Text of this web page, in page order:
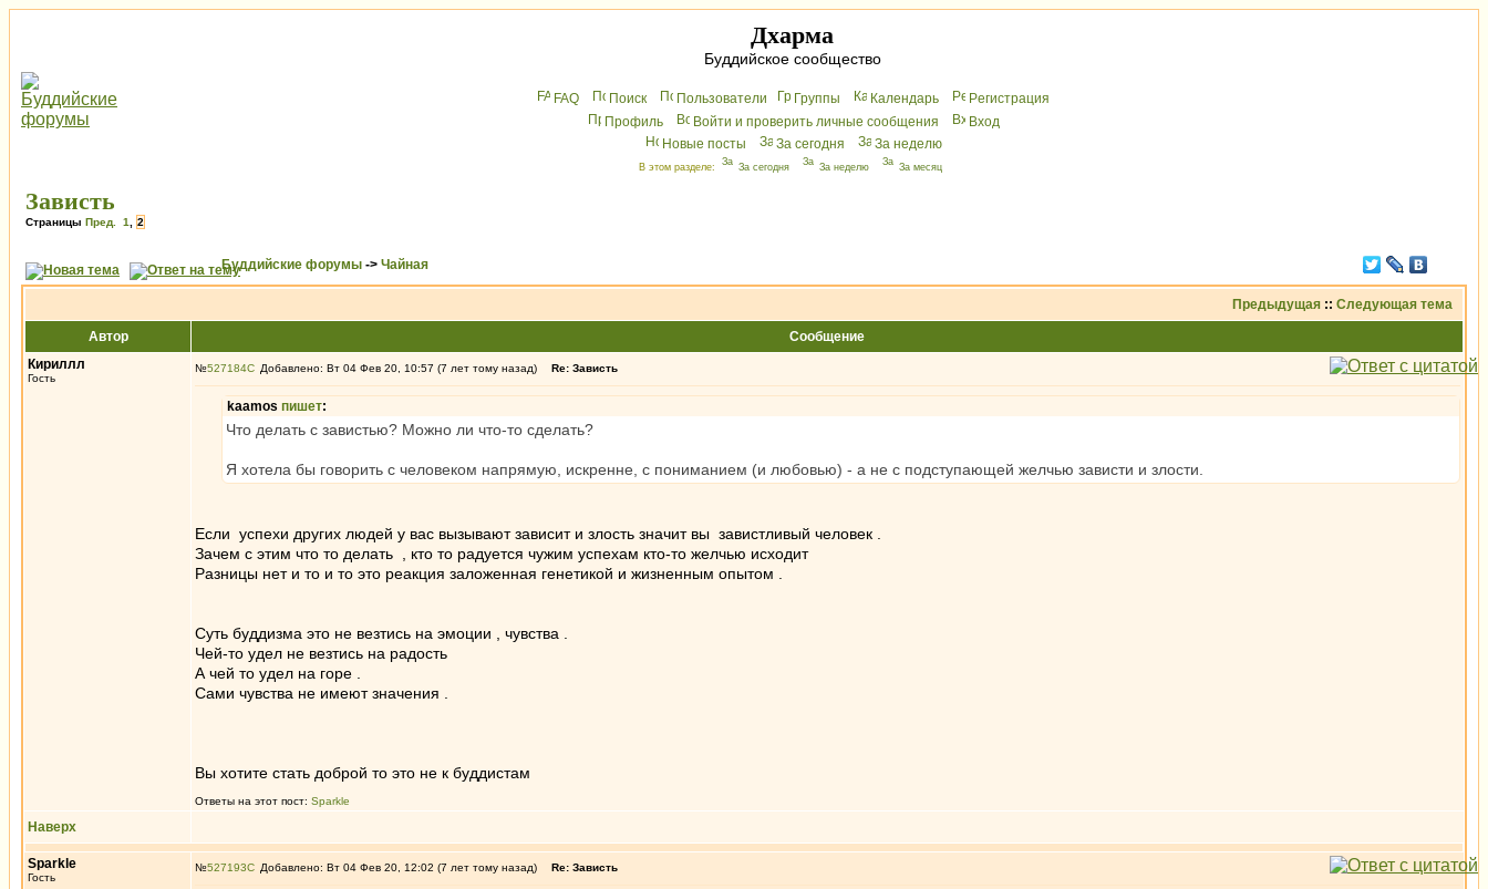
Дхарма
Буддийское сообщество
FAQ Поиск Пользователи Группы Календарь
Peгиcтрaция
Профиль
Войти и проверить личные сообщения
Вхoд
Новые посты
За сегодня За неделю
В этом разделе: За сегодня За неделю За месяц
Зависть
Страницы Пред. 1 2
Буддийские форумы -> Чайная
Предыдущая :: Следующая тема
Автор
Сообщение
Кириллл
Гость
№527184 Добавлено: Вт 04 Фев 20, 10:57 (7 лет тому назад) Re: Зависть
kaamos пишет:
Что делать с завистью? Можно ли что-то сделать?
Я хотела бы говорить с человеком напрямую, искренне, с пониманием (и любовью) - а не с подступающей желчью зависти и злости.
Если успехи других людей у вас вызывают зависит и злость значит вы завистливый человек .
Зачем с этим что то делать , кто то радуется чужим успехам кто-то желчью исходит
Разницы нет и то и то это реакция заложенная генетикой и жизненным опытом .
Суть буддизма это не везтись на эмоции , чувства .
Чей-то удел не везтись на радость
А чей то удел на горе .
Сами чувства не имеют значения .
Вы хотите стать доброй то это не к буддистам
Ответы на этот пост: Sparkle
Наверх
Sparkle
Гость
№527193 Добавлено: Вт 04 Фев 20, 12:02 (7 лет тому назад) Re: Зависть